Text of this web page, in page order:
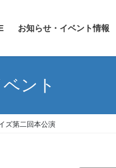
お知らせ・イベント情報
ント
ズ第二回本公演